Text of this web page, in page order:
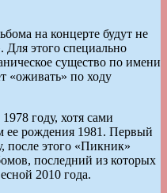
на концерте будут не
Для этого специально
существо по имени
«оживать» по ходу
году, хотя сами
ее рождения 1981. Первый
после этого «Пикник»
последний из которых
2010 года.